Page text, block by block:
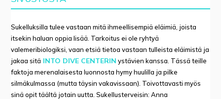
Sukelluksilla tulee vastaan mitä ihmeellisempiä eläimiä, joista
itsekin haluan oppia lisää. Tarkoitus ei ole ryhtyä
valemeribiologiksi, vaan etsiä tietoa vastaan tulleista eläimistä ja
jakaa sitä INTO DIVE CENTERIN ystävien kanssa. Tässä teille
faktoja merenalaisesta luonnosta hymy huulilla ja pilke
silmäkulmassa (mutta täysin vakavissaan). Toivottavasti myös
sinä opit täältä jotain uutta. Sukellusterveisin: Anna